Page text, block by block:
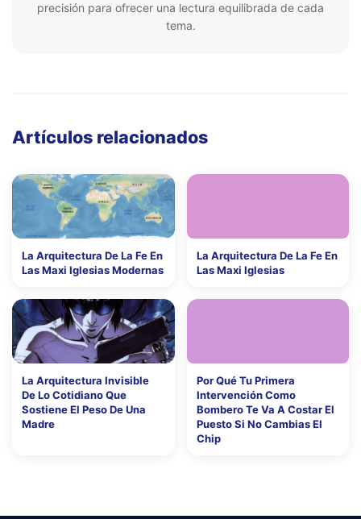
precisión para ofrecer una lectura equilibrada de cada
tema.
Artículos relacionados
La Arquitectura De La Fe En
Las Maxi Iglesias Modernas
La Arquitectura De La Fe En
Las Maxi Iglesias
La Arquitectura Invisible
De Lo Cotidiano Que
Sostiene El Peso De Una
Madre
Por Qué Tu Primera
Intervención Como
Bombero Te Va A Costar El
Puesto Si No Cambias El
Chip